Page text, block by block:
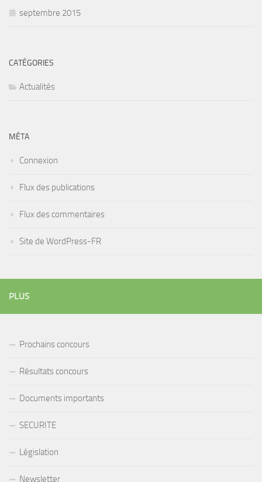
septembre 2015
CATÉGORIES
Actualités
MÉTA
Connexion
Flux des publications
Flux des commentaires
Site de WordPress-FR
PLUS
Prochains concours
Résultats concours
Documents importants
SECURITE
Législation
Newsletter